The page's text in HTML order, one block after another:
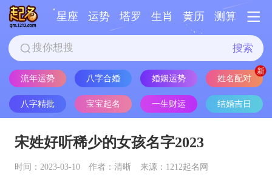
星座 运势 塔罗 生肖 黄历 测算
搜索
流年运势 八字合婚 婚姻运势 姓名配对
八字精批 宝宝起名 一生财运 结婚吉日
宋姓好听稀少的女孩名字2023
时间：2023-03-10 作者：清晰 来源：1212起名网